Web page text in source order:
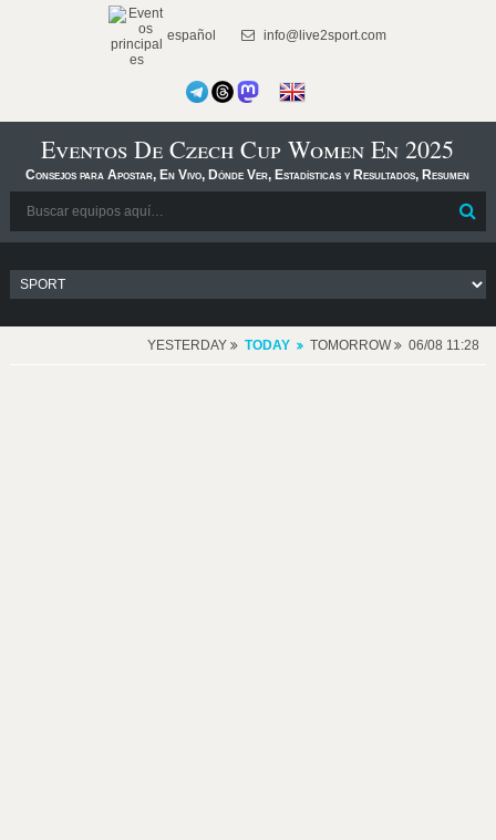
español info@live2sport.com
Eventos De Czech Cup Women En 2025
Consejos para Apostar, En Vivo, Dónde Ver, Estadísticas y Resultados, Resumen
YESTERDAY TODAY TOMORROW 06/08 11:28